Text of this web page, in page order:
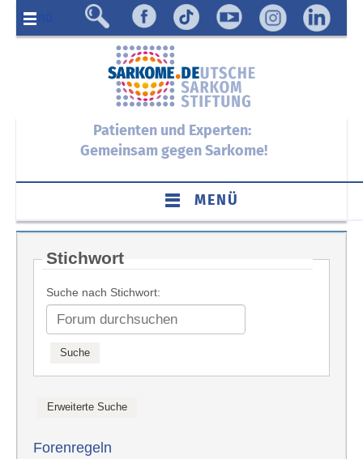
Menü
Patienten und Experten:
Gemeinsam gegen Sarkome!
MENÜ
Stichwort
Suche nach Stichwort:
Forenregeln